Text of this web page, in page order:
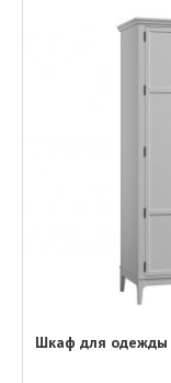
Шкаф для одежды